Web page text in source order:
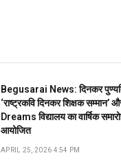
Begusarai News: दिनकर
‘राष्ट्रकवि दिनकर शिक्षक सम्मान’
Dreams विद्यालय का वार्षिक
आयोजित
APRIL 25, 2026 4:54 PM